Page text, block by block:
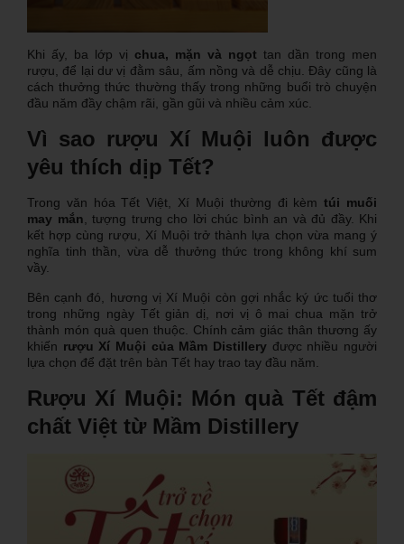
Khi ấy, ba lớp vị chua, mặn và ngọt tan dần trong men
rượu, để lại dư vị đằm sâu, ấm nồng và dễ chịu. Đây cũng là
cách thưởng thức thường thấy trong những buổi trò chuyện
đầu năm đầy chậm rãi, gần gũi và nhiều cảm xúc.
Vì sao rượu Xí Muội luôn được
yêu thích dịp Tết?
Trong văn hóa Tết Việt, Xí Muội thường đi kèmtúi muối
may mắn , tượng trưng cho lời chúc bình an và đủ đầy. Khi
kết hợp cùng rượu, Xí Muội trở thành lựa chọn vừa mang ý
nghĩa tinh thần, vừa dễ thưởng thức trong không khí sum
vầy.
Bên cạnh đó, hương vị Xí Muội còn gợi nhắc ký ức tuổi thơ
trong những ngày Tết giản dị, nơi vị ô mai chua mặn trở
thành món quà quen thuộc. Chính cảm giác thân thương ấy
khiến rượu Xí Muội của Mầm Distillery được nhiều người
lựa chọn để đặt trên bàn Tết hay trao tay đầu năm.
Rượu Xí Muội: Món quà Tết đậm
chất Việt từ Mầm Distillery